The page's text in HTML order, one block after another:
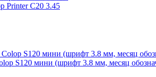
Printer C20 3.45
S120 мини (шрифт 3.8 мм, месяц